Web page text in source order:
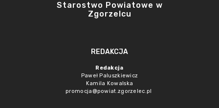
Starostwo Powiatowe w
Zgorzelcu
REDAKCJA
Redakcja
Paweł Paluszkiewicz
Kamila Kowalska
promocja@powiat.zgorzelec.pl